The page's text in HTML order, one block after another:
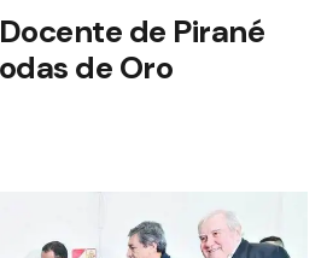
de Pirané
de Oro